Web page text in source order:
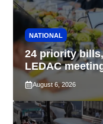
NATIONAL
24 priority
LEDAC
August 6, 2026